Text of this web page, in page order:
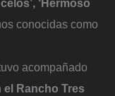
‘Hermoso
conocidas como
acompañado
el Rancho Tres